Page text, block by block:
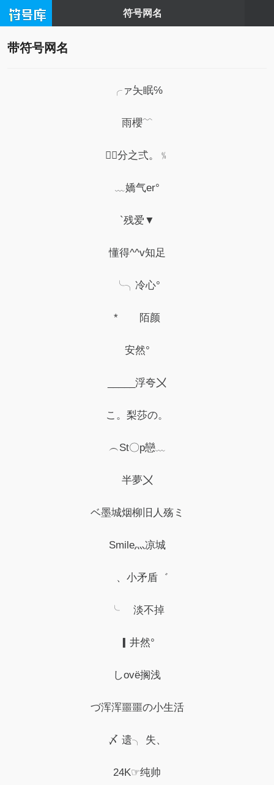
符号网名
带符号网名
╭ァ夨眠℅
雨櫻﹋
３分之弍。﹪
﹏嬌气er°
`残爱▼
懂得^^v知足
╰╮冷心°
* 陌颜
安然°
_____浮夸〤
こ。梨莎の。
︵St〇p戀﹏
半夢〤
ベ墨城烟柳旧人殇ミ
Smile灬凉城
ゝ、小矛盾゛
╰ゝ 淡不掉
▎井然°
しovё搁浅
づ浑浑噩噩の小生活
〆 遗╮ 失、
24K☞纯帅